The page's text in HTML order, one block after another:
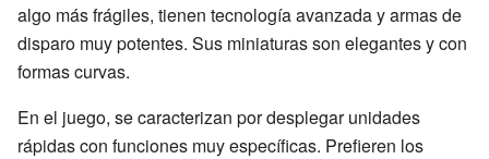
algo más frágiles, tienen tecnología avanzada y armas de
disparo muy potentes. Sus miniaturas son elegantes y con
formas curvas.
En el juego, se caracterizan por desplegar unidades
rápidas con funciones muy específicas. Prefieren los